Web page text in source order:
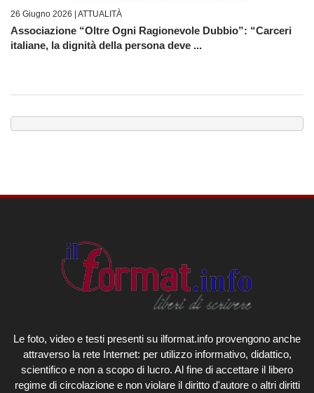
26 Giugno 2026 | ATTUALITÀ
Associazione “Oltre Ogni Ragionevole Dubbio”: “Carceri
italiane, la dignità della persona deve ...
Le foto, video e testi presenti su ilformat.info provengono anche
attraverso la rete Internet: per utilizzo informativo, didattico,
scientifico e non a scopo di lucro. Al fine di accettare il libero
regime di circolazione e non violare il diritto d'autore o altri diritti